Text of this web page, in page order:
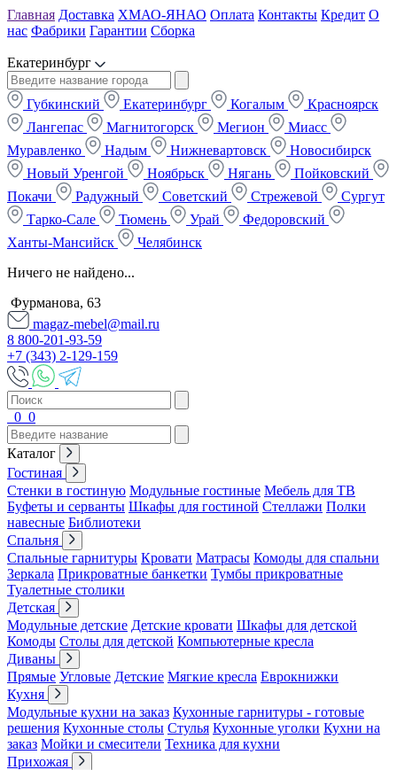
Главная Доставка ХМАО-ЯНАО Оплата Контакты Кредит О
нас Фабрики Гарантии Сборка
Екатеринбург
Губкинский Екатеринбург Когалым
Красноярск
Лангепас
Магнитогорск Мегион
Миасс
Муравленко
Надым Нижневартовск
Новосибирск
Новый Уренгой
Ноябрьск Нягань
Пойковский
Покачи
Радужный Советский Стрежевой
Сургут
Тарко-Сале
Тюмень Урай
Федоровский
Ханты-Мансийск
Челябинск
Ничего не найдено...
Фурманова, 63
magaz-mebel@mail.ru
8 800-201-93-59
+7 (343) 2-129-159
0 0
Каталог
Гостиная
Стенки в гостиную Модульные гостиные Мебель для ТВ
Буфеты и серванты Шкафы для гостиной Стеллажи Полки
навесные Библиотеки
Спальня
Спальные гарнитуры Кровати Матрасы Комоды для спальни
Зеркала Прикроватные банкетки Тумбы прикроватные
Туалетные столики
Детская
Модульные детские Детские кровати Шкафы для детской
Комоды Столы для детской Компьютерные кресла
Диваны
Прямые Угловые Детские Мягкие кресла Еврокнижки
Кухня
Модульные кухни на заказ Кухонные гарнитуры - готовые
решения Кухонные столы Стулья Кухонные уголки Кухни на
заказ Мойки и смесители Техника для кухни
Прихожая